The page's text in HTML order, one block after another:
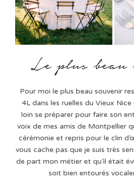
Pour moi le plus beau souvenir
4L dans les ruelles du Vieux
loin se préparer pour faire son
voix de mes amis de Montpellier
cérémonie et repris pour le clin
vous cache pas que je suis très
de part mon métier et qu’il était
soit bien entourés